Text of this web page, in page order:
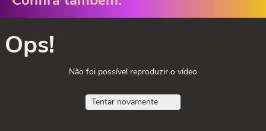
Ops!
Não foi possível reproduzir o vídeo
Tentar novamente